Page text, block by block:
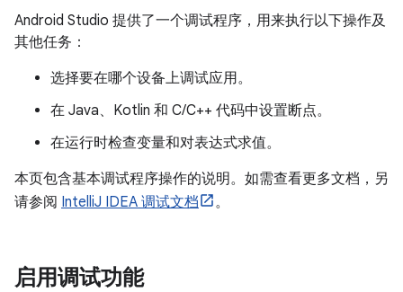
Android Studio 提供了一个调试程序，用来执行以下操作及
其他任务：
选择要在哪个设备上调试应用。
在 Java、Kotlin 和 C/C++ 代码中设置断点。
在运行时检查变量和对表达式求值。
本页包含基本调试程序操作的说明。如需查看更多文档，另
请参阅 IntelliJ IDEA 调试文档 。
启用调试功能